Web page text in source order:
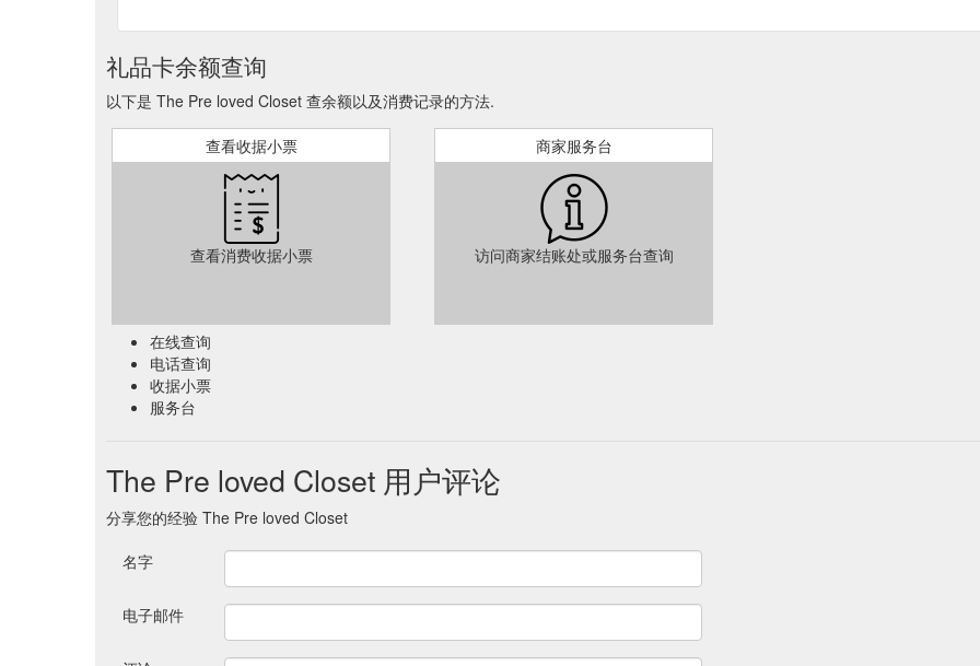
礼品卡余额查询
以下是 The Pre loved Closet 查余额以及消费记录的方法.
查看收据小票
查看消费收据小票
商家服务台
访问商家结账处或服务台查询
在线查询
电话查询
收据小票
服务台
The Pre loved Closet 用户评论
分享您的经验 The Pre loved Closet
名字
电子邮件